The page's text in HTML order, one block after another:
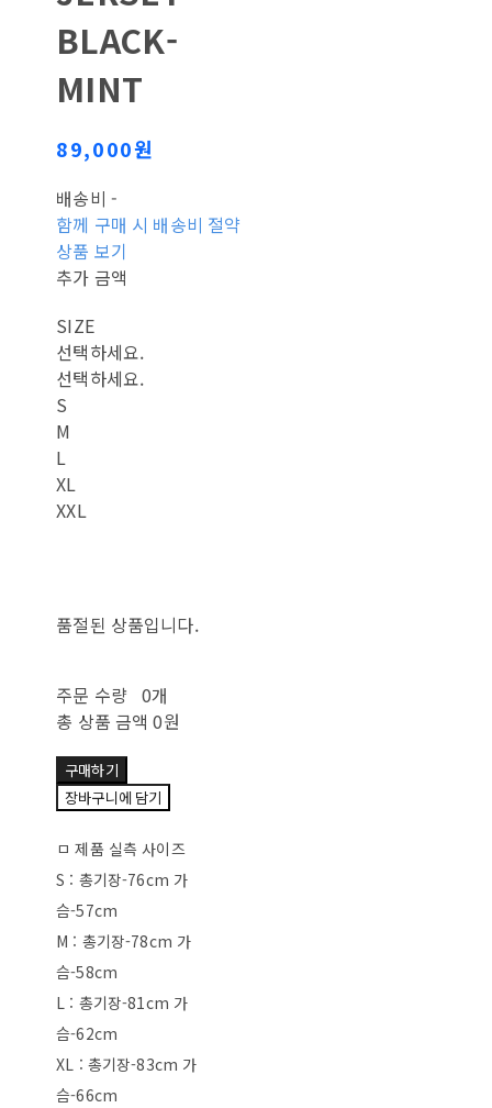
BLACK-
MINT
89,000원
배송비 -
함께 구매 시 배송비 절약
상품 보기
추가 금액
SIZE
선택하세요.
선택하세요.
S
M
L
XL
XXL
품절된 상품입니다.
주문 수량 0개
총 상품 금액 0원
구매하기
장바구니에 담기
ㅁ 제품 실측 사이즈
S : 총기장-76cm 가
슴-57cm
M : 총기장-78cm 가
슴-58cm
L : 총기장-81cm 가
슴-62cm
XL : 총기장-83cm 가
슴-66cm